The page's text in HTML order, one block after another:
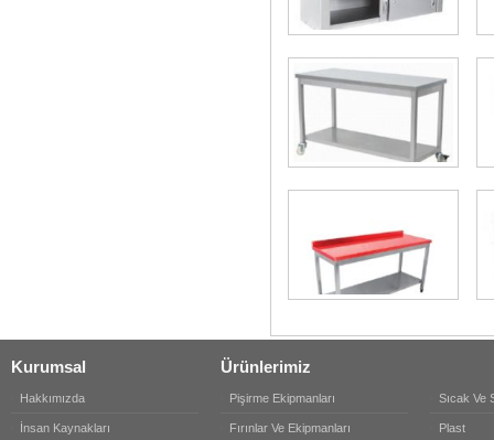
Kurumsal
Hakkımızda
İnsan Kaynakları
Ürünlerimiz
Pişirme Ekipmanları
Fırınlar Ve Ekipmanları
Sıcak Ve
Plast